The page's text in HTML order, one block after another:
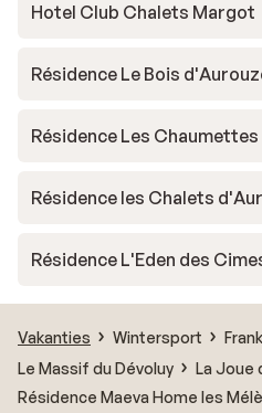
Hotel Club Chalets Margot
Résidence Le Bois
Résidence Les Chaumettes
Résidence les Chalets
Résidence L'Eden des
Vakanties Wintersport
Le Massif du Dévoluy
La Joue
Résidence Maeva Home les